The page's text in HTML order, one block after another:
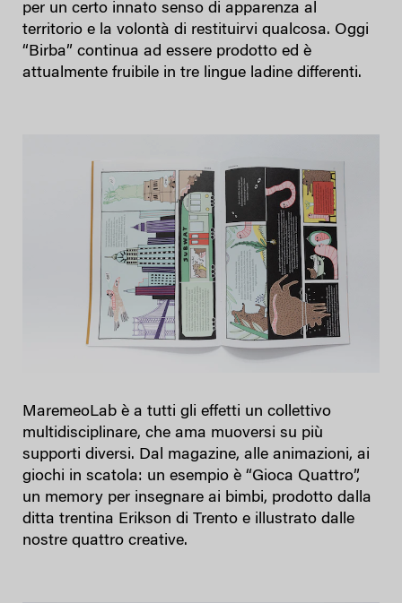
per un certo innato senso di apparenza al
territorio e la volontà di restituirvi qualcosa. Oggi
“Birba” continua ad essere prodotto ed è
attualmente fruibile in tre lingue ladine differenti.
MaremeoLab è a tutti gli effetti un collettivo
multidisciplinare, che ama muoversi su più
supporti diversi. Dal magazine, alle animazioni, ai
giochi in scatola: un esempio è “Gioca Quattro”,
un memory per insegnare ai bimbi, prodotto dalla
ditta trentina Erikson di Trento e illustrato dalle
nostre quattro creative.